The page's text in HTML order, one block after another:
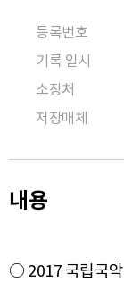
등록번호
기록 일시
소장처
저장매체
내용
○ 2017 국립국악